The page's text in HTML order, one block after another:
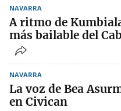
NAVARRA
A ritmo de
más bailable del
NAVARRA
La voz de Bea
en Civican